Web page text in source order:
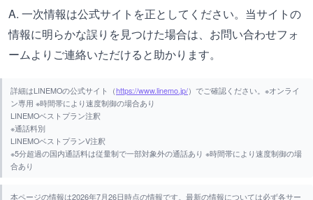
A. 一次情報は公式サイトを正としてください。当サイトの
情報に明らかな誤りを見つけた場合は、お問い合わせフォ
ームよりご連絡いただけると助かります。
詳細はLINEMOの公式サイト（https://www.linemo.jp/）でご確認ください。※オンライ
ン専用 ※時間帯により速度制御の場合あり
LINEMOベストプラン注釈
※通話料別
LINEMOベストプランV注釈
※5分超過の国内通話料は従量制で一部対象外の通話あり ※時間帯により速度制御の場
合あり
本ページの情報は2026年7月26日時点の情報です。最新の情報については必ず各サー